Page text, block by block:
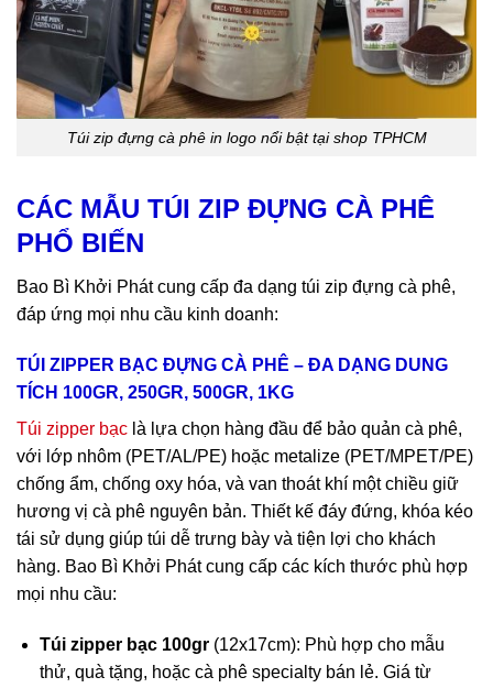
Túi zip đựng cà phê in logo nổi bật tại shop TPHCM
CÁC MẪU TÚI ZIP ĐỰNG CÀ PHÊ
PHỔ BIẾN
Bao Bì Khởi Phát cung cấp đa dạng túi zip đựng cà phê,
đáp ứng mọi nhu cầu kinh doanh:
TÚI ZIPPER BẠC ĐỰNG CÀ PHÊ – ĐA DẠNG DUNG
TÍCH 100GR, 250GR, 500GR, 1KG
Túi zipper bạc là lựa chọn hàng đầu để bảo quản cà phê,
với lớp nhôm (PET/AL/PE) hoặc metalize (PET/MPET/PE)
chống ẩm, chống oxy hóa, và van thoát khí một chiều giữ
hương vị cà phê nguyên bản. Thiết kế đáy đứng, khóa kéo
tái sử dụng giúp túi dễ trưng bày và tiện lợi cho khách
hàng. Bao Bì Khởi Phát cung cấp các kích thước phù hợp
mọi nhu cầu:
Túi zipper bạc 100gr(12x17cm): Phù hợp cho mẫu
thử, quà tặng, hoặc cà phê specialty bán lẻ. Giá từ